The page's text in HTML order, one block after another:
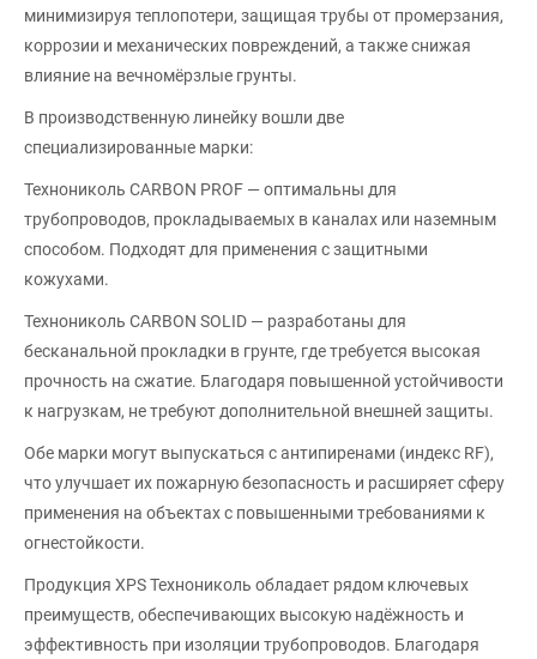
минимизируя теплопотери, защищая трубы от промерзания,
коррозии и механических повреждений, а также снижая
влияние на вечномёрзлые грунты.
В производственную линейку вошли две
специализированные марки:
Технониколь CARBON PROF — оптимальны для
трубопроводов, прокладываемых в каналах или наземным
способом. Подходят для применения с защитными
кожухами.
Технониколь CARBON SOLID — разработаны для
бесканальной прокладки в грунте, где требуется высокая
прочность на сжатие. Благодаря повышенной устойчивости
к нагрузкам, не требуют дополнительной внешней защиты.
Обе марки могут выпускаться с антипиренами (индекс RF),
что улучшает их пожарную безопасность и расширяет сферу
применения на объектах с повышенными требованиями к
огнестойкости.
Продукция XPS Технониколь обладает рядом ключевых
преимуществ, обеспечивающих высокую надёжность и
эффективность при изоляции трубопроводов. Благодаря